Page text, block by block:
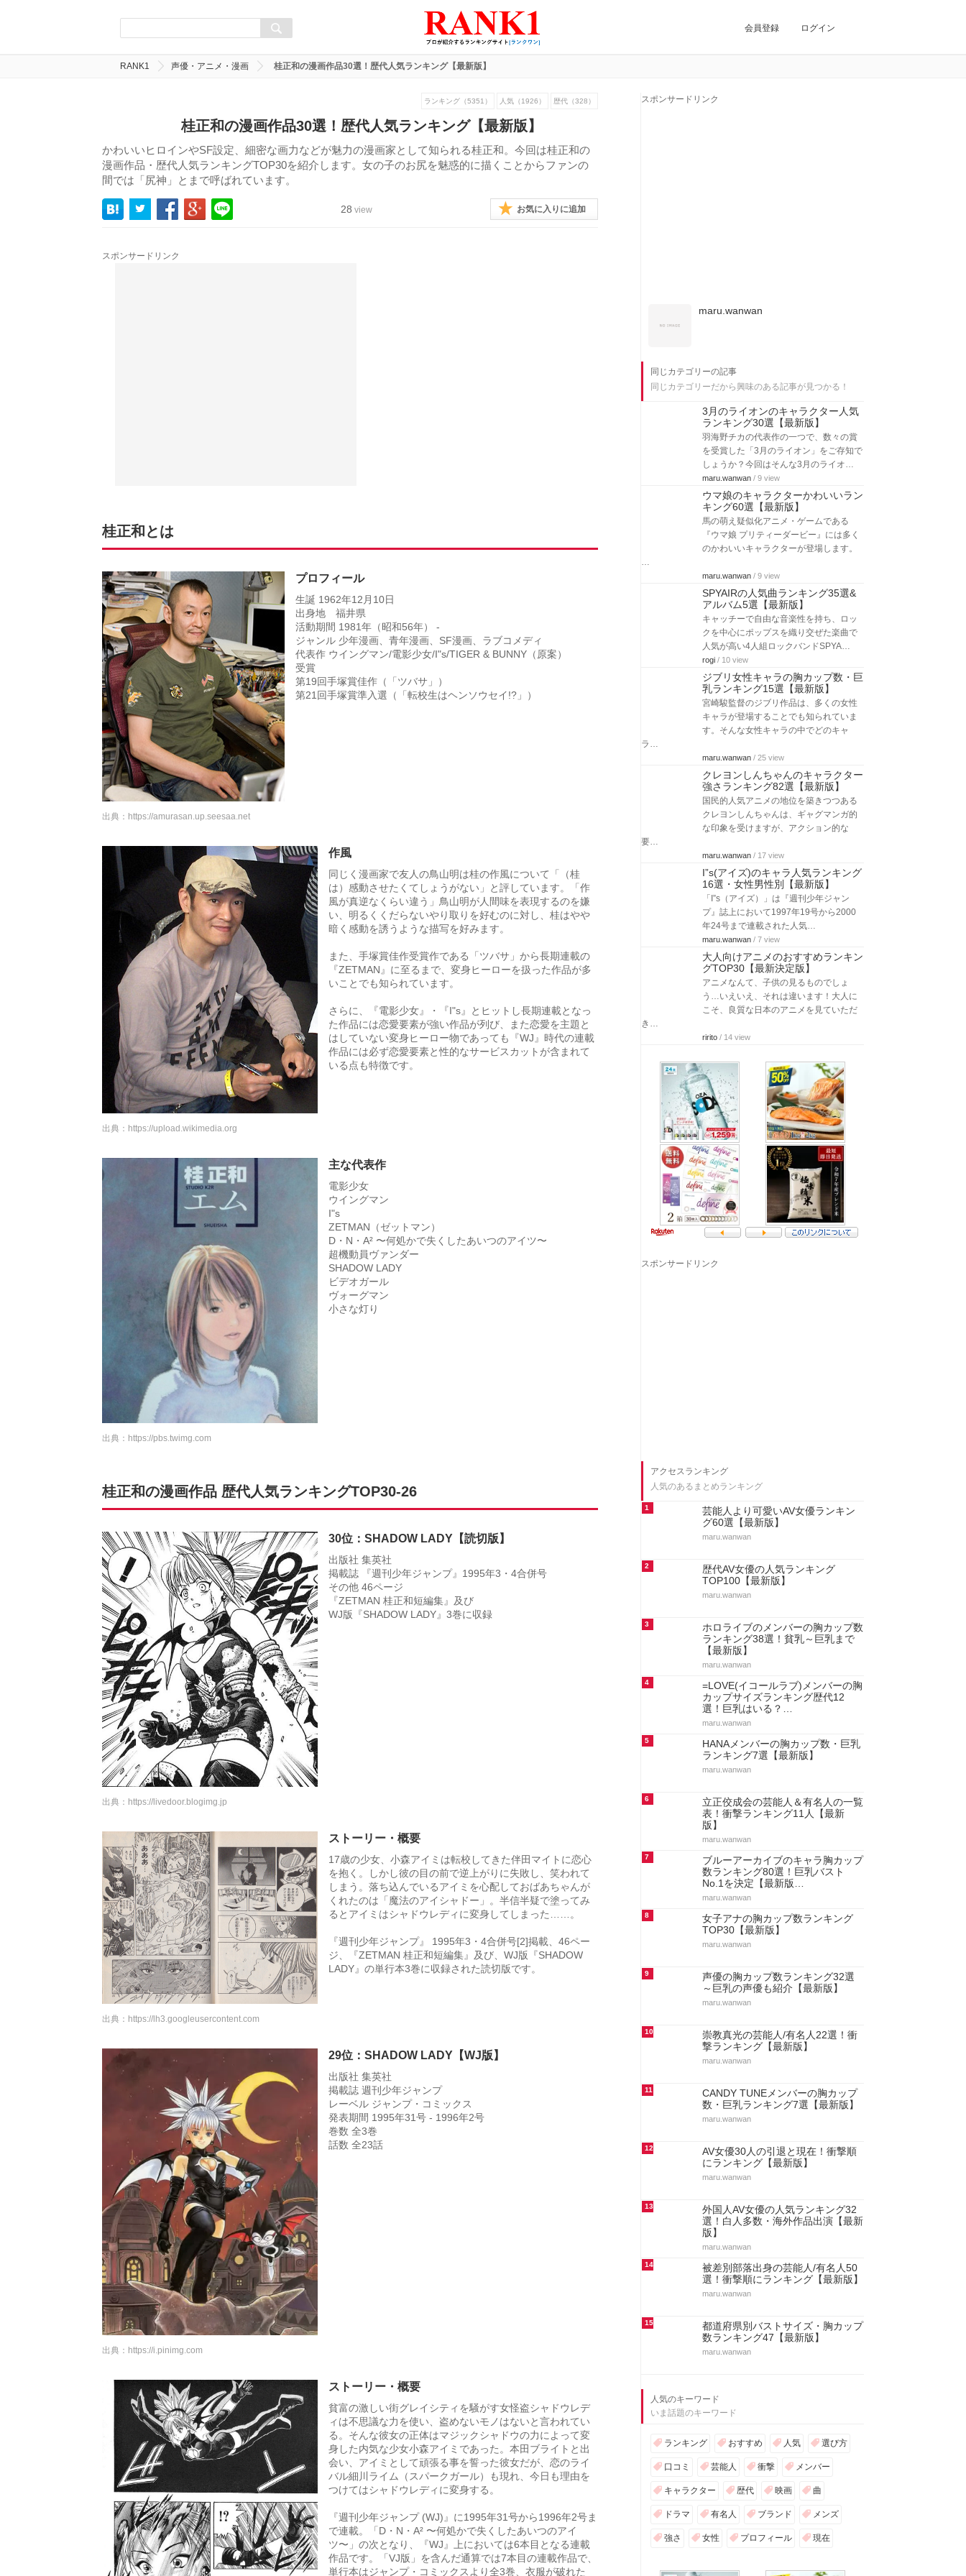
会員登録 ログイン
RANK1 声優・アニメ・漫画 桂正和の漫画作品30選！歴代人気ランキング【最新版】
ランキング（5351） 人気（1926） 歴代（328）
桂正和の漫画作品30選！歴代人気ランキング【最新版】
かわいいヒロインやSF設定、細密な画力などが魅力の漫画家として知られる桂正和。今回は桂正和の
漫画作品・歴代人気ランキングTOP30を紹介します。女の子のお尻を魅惑的に描くことからファンの
間では「尻神」とまで呼ばれています。
28 view お気に入りに追加
スポンサードリンク
桂正和とは
プロフィール
生誕 1962年12月10日
出身地 福井県
活動期間 1981年（昭和56年） -
ジャンル 少年漫画、青年漫画、SF漫画、ラブコメディ
代表作 ウイングマン/電影少女/I"s/TIGER & BUNNY（原案）
受賞
第19回手塚賞佳作（「ツバサ」）
第21回手塚賞準入選（「転校生はヘンソウセイ!?」）
出典： https://amurasan.up.seesaa.net
作風
同じく漫画家で友人の鳥山明は桂の作風について「（桂
は）感動させたくてしょうがない」と評しています。「作
風が真逆なくらい違う」鳥山明が人間味を表現するのを嫌
い、明るくくだらないやり取りを好むのに対し、桂はやや
暗く感動を誘うような描写を好みます。
また、手塚賞佳作受賞作である「ツバサ」から長期連載の
『ZETMAN』に至るまで、変身ヒーローを扱った作品が多
いことでも知られています。
さらに、『電影少女』・『I"s』とヒットし長期連載となっ
た作品には恋愛要素が強い作品が列び、また恋愛を主題と
はしていない変身ヒーロー物であっても『WJ』時代の連載
作品には必ず恋愛要素と性的なサービスカットが含まれて
いる点も特徴です。
出典： https://upload.wikimedia.org
主な代表作
電影少女
ウイングマン
I"s
ZETMAN（ゼットマン）
D・N・A² 〜何処かで失くしたあいつのアイツ〜
超機動員ヴァンダー
SHADOW LADY
ビデオガール
ヴォーグマン
小さな灯り
出典： https://pbs.twimg.com
桂正和の漫画作品 歴代人気ランキングTOP30-26
30位：SHADOW LADY【読切版】
出版社 集英社
掲載誌 『週刊少年ジャンプ』1995年3・4合併号
その他 46ページ
『ZETMAN 桂正和短編集』及び
WJ版『SHADOW LADY』3巻に収録
出典： https://livedoor.blogimg.jp
ストーリー・概要
17歳の少女、小森アイミは転校してきた伴田マイトに恋心
を抱く。しかし彼の目の前で逆上がりに失敗し、笑われて
しまう。落ち込んでいるアイミを心配しておばあちゃんが
くれたのは「魔法のアイシャドー」。半信半疑で塗ってみ
るとアイミはシャドウレディに変身してしまった……。
『週刊少年ジャンプ』 1995年3・4合併号[2]掲載、46ペー
ジ、『ZETMAN 桂正和短編集』及び、WJ版『SHADOW
LADY』の単行本3巻に収録された読切版です。
出典： https://lh3.googleusercontent.com
29位：SHADOW LADY【WJ版】
出版社 集英社
掲載誌 週刊少年ジャンプ
レーベル ジャンプ・コミックス
発表期間 1995年31号 - 1996年2号
巻数 全3巻
話数 全23話
出典： https://i.pinimg.com
ストーリー・概要
貧富の激しい街グレイシティを騒がす女怪盗シャドウレデ
ィは不思議な力を使い、盗めないモノはないと言われてい
る。そんな彼女の正体はマジックシャドウの力によって変
身した内気な少女小森アイミであった。本田ブライトと出
会い、アイミとして頑張る事を誓った彼女だが、恋のライ
バル細川ライム（スパークガール）も現れ、今日も理由を
つけてはシャドウレディに変身する。
『週刊少年ジャンプ (WJ)』に1995年31号から1996年2号ま
で連載。「D・N・A² 〜何処かで失くしたあいつのアイ
ツ〜」の次となり、『WJ』上においては6本目となる連載
作品です。「VJ版」を含んだ通算では7本目の連載作品で、
単行本はジャンプ・コミックスより全3巻、衣服が破れた
スポンサードリンク
maru.wanwan
同じカテゴリーの記事
同じカテゴリーだから興味のある記事が見つかる！
3月のライオンのキャラクター人気
ランキング30選【最新版】
羽海野チカの代表作の一つで、数々の賞
を受賞した「3月のライオン」をご存知で
しょうか？今回はそんな3月のライオ…
maru.wanwan / 9 view
ウマ娘のキャラクターかわいいラン
キング60選【最新版】
馬の萌え疑似化アニメ・ゲームである
『ウマ娘 プリティーダービー』には多く
のかわいいキャラクターが登場します。
…
maru.wanwan / 9 view
SPYAIRの人気曲ランキング35選&
アルバム5選【最新版】
キャッチーで自由な音楽性を持ち、ロッ
クを中心にポップスを織り交ぜた楽曲で
人気が高い4人組ロックバンドSPYA…
rogi / 10 view
ジブリ女性キャラの胸カップ数・巨
乳ランキング15選【最新版】
宮崎駿監督のジブリ作品は、多くの女性
キャラが登場することでも知られていま
す。そんな女性キャラの中でどのキャ
ラ…
maru.wanwan / 25 view
クレヨンしんちゃんのキャラクター
強さランキング82選【最新版】
国民的人気アニメの地位を築きつつある
クレヨンしんちゃんは、ギャグマンガ的
な印象を受けますが、アクション的な
要…
maru.wanwan / 17 view
I”s(アイズ)のキャラ人気ランキング
16選・女性男性別【最新版】
「I”s（アイズ）」は『週刊少年ジャン
プ』誌上において1997年19号から2000
年24号まで連載された人気…
maru.wanwan / 7 view
大人向けアニメのおすすめランキン
グTOP30【最新決定版】
アニメなんて、子供の見るものでしょ
う…いえいえ、それは違います！大人に
こそ、良質な日本のアニメを見ていただ
き…
ririto / 14 view
スポンサードリンク
アクセスランキング
人気のあるまとめランキング
1
芸能人より可愛いAV女優ランキン
グ60選【最新版】
maru.wanwan
2
歴代AV女優の人気ランキング
TOP100【最新版】
maru.wanwan
3
ホロライブのメンバーの胸カップ数
ランキング38選！貧乳～巨乳まで
【最新版】
maru.wanwan
4
=LOVE(イコールラブ)メンバーの胸
カップサイズランキング歴代12
選！巨乳はいる？…
maru.wanwan
5
HANAメンバーの胸カップ数・巨乳
ランキング7選【最新版】
maru.wanwan
6
立正佼成会の芸能人＆有名人の一覧
表！衝撃ランキング11人【最新
版】
maru.wanwan
7
ブルーアーカイブのキャラ胸カップ
数ランキング80選！巨乳バスト
No.1を決定【最新版…
maru.wanwan
8
女子アナの胸カップ数ランキング
TOP30【最新版】
maru.wanwan
9
声優の胸カップ数ランキング32選
～巨乳の声優も紹介【最新版】
maru.wanwan
10
崇教真光の芸能人/有名人22選！衝
撃ランキング【最新版】
maru.wanwan
11
CANDY TUNEメンバーの胸カップ
数・巨乳ランキング7選【最新版】
maru.wanwan
12
AV女優30人の引退と現在！衝撃順
にランキング【最新版】
maru.wanwan
13
外国人AV女優の人気ランキング32
選！白人多数・海外作品出演【最新
版】
maru.wanwan
14
被差別部落出身の芸能人/有名人50
選！衝撃順にランキング【最新版】
maru.wanwan
15
都道府県別バストサイズ・胸カップ
数ランキング47【最新版】
maru.wanwan
人気のキーワード
いま話題のキーワード
ランキング おすすめ 人気 選び方
口コミ 芸能人 衝撃 メンバー
キャラクター 歴代 映画 曲
ドラマ 有名人 ブランド メンズ
強さ 女性 プロフィール 現在